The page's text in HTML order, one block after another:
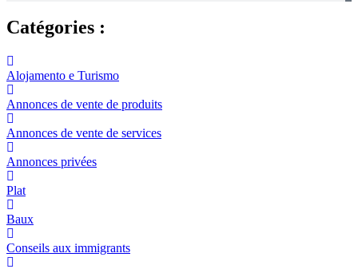
Catégories :
Alojamento e Turismo
Annonces de vente de produits
Annonces de vente de services
Annonces privées
Plat
Baux
Conseils aux immigrants